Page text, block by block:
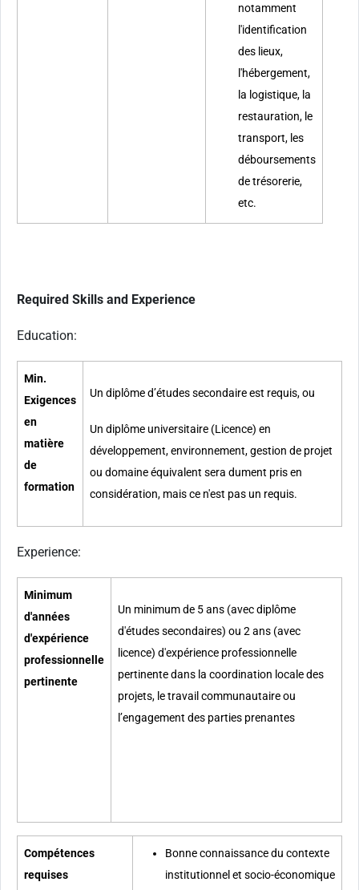
notamment
l'identification
des lieux,
l'hébergement,
la logistique, la
restauration, le
transport, les
déboursements
de trésorerie,
etc.
Required Skills and Experience
Education:
Min.
Exigences
en
matière
de
formation
Un diplôme d’études secondaire est requis, ou
Un diplôme universitaire (Licence) en
développement, environnement, gestion de projet
ou domaine équivalent sera dument pris en
considération, mais ce n'est pas un requis.
Experience:
Minimum
d'années
d'expérience
professionnelle
pertinente
Un minimum de 5 ans (avec diplôme
d'études secondaires) ou 2 ans (avec
licence) d'expérience professionnelle
pertinente dans la coordination locale des
projets, le travail communautaire ou
l’engagement des parties prenantes
Compétences
requises
Bonne connaissance du contexte
institutionnel et socio-économique